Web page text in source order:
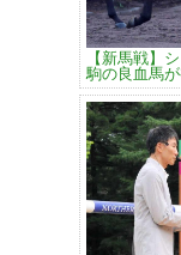
【新馬戦】
駒の良血馬